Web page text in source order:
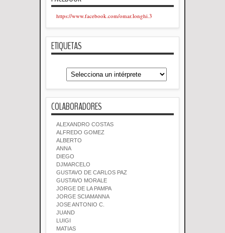
https://www.facebook.com/omar.longhi.3
ETIQUETAS
COLABORADORES
ALEXANDRO COSTAS
ALFREDO GOMEZ
ALBERTO
ANNA
DIEGO
DJMARCELO
GUSTAVO DE CARLOS PAZ
GUSTAVO MORALE
JORGE DE LA PAMPA
JORGE SCIAMANNA
JOSE ANTONIO C.
JUAND
LUIGI
MATIAS